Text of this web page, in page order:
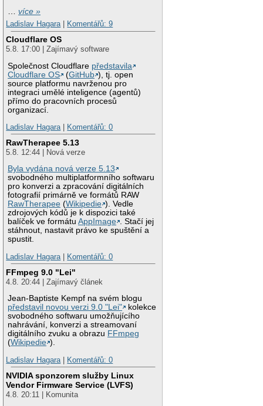
…více »
Ladislav Hagara| Komentářů: 9
Cloudflare OS
5.8. 17:00 | Zajímavý software
Společnost Cloudflare představila
Cloudflare OS
(GitHub ), tj. open
source platformu navrženou pro
integraci umělé inteligence (agentů)
přímo do pracovních procesů
organizací.
Ladislav Hagara| Komentářů: 0
RawTherapee 5.13
5.8. 12:44 | Nová verze
Byla vydána nová verze 5.13
svobodného multiplatformního softwaru
pro konverzi a zpracování digitálních
fotografií primárně ve formátů RAW
RawTherapee (Wikipedie ). Vedle
zdrojových kódů je k dispozici také
balíček ve formátuAppImage . Stačí jej
stáhnout, nastavit právo ke spuštění a
spustit.
Ladislav Hagara| Komentářů: 0
FFmpeg 9.0 "Lei"
4.8. 20:44 | Zajímavý článek
Jean-Baptiste Kempf na svém blogu
představil novou verzi 9.0 "Lei"
kolekce
svobodného softwaru umožňujícího
nahrávání, konverzi a streamovaní
digitálního zvuku a obrazu FFmpeg
(Wikipedie ).
Ladislav Hagara| Komentářů: 0
NVIDIA sponzorem služby Linux
Vendor Firmware Service (LVFS)
4.8. 20:11 | Komunita